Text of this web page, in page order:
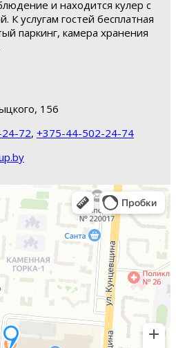
и находится кулер с
К услугам гостей бесплатная
паркинг, камера хранения
156
72, +375-44-502-24-74